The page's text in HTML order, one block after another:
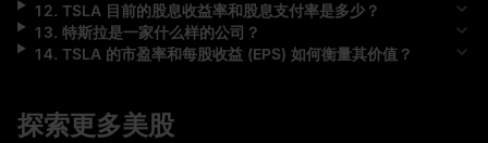
12. TSLA 目前的股息收益率和股息支付率是多少？
13. 特斯拉是一家什么样的公司？
14. TSLA 的市盈率和每股收益 (EPS) 如何衡量其价值？
探索更多美股